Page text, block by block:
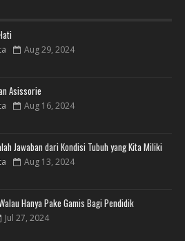
Aug 29, 2024
Asissorie
Aug 16, 2024
Jawaban dari Kondisi Tubuh yang Kita Miliki
Aug 13, 2024
Hanya Pake Gamis Bagi Pendidik
Jul 27, 2024